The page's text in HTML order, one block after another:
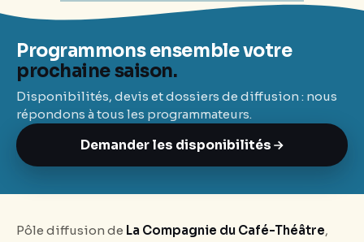
Programmons ensemble votre
prochaine saison.
Disponibilités, devis et dossiers de diffusion : nous
répondons à tous les programmateurs.
Demander les disponibilités
Pôle diffusion de La Compagnie du Café-Théâtre,